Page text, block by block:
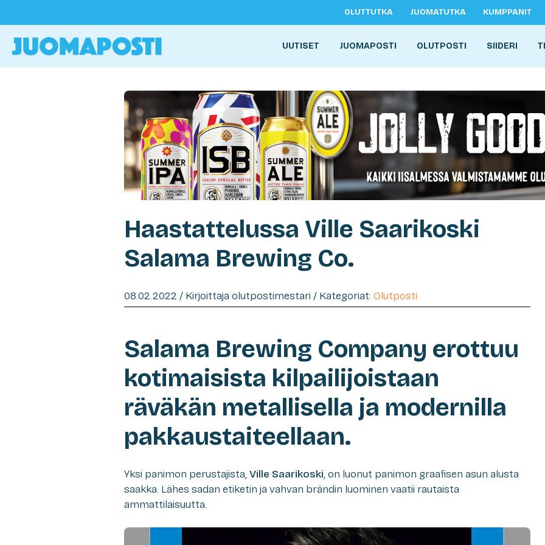
OLUTTUTKA JUOMATUTKA KUMPPANIT
UUTISET JUOMAPOSTI OLUTPOSTI SIIDERI
Haastattelussa Ville Saarikoski
Salama Brewing Co.
08.02.2022 / Kirjoittaja olutpostimestari / Kategoriat: Olutposti
Salama Brewing Company erottuu
kotimaisista kilpailijoistaan
räväkän metallisella ja modernilla
pakkaustaiteellaan.
Yksi panimon perustajista, Ville Saarikoski, on luonut panimon graafisen asun alusta
saakka. Lähes sadan etiketin ja vahvan brändin luominen vaatii rautaista
ammattilaisuutta.